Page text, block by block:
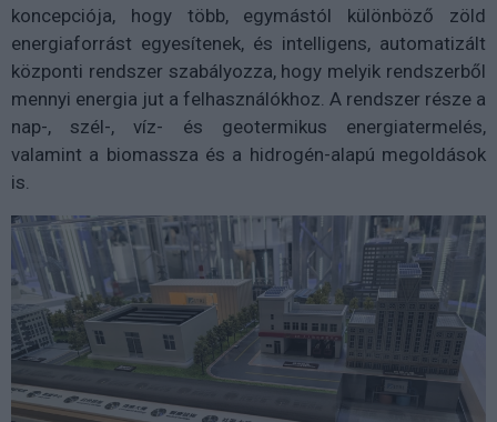
koncepciója, hogy több, egymástól különböző zöld
energiaforrást egyesítenek, és intelligens, automatizált
központi rendszer szabályozza, hogy melyik rendszerből
mennyi energia jut a felhasználókhoz. A rendszer része a
nap-, szél-, víz- és geotermikus energiatermelés,
valamint a biomassza és a hidrogén-alapú megoldások
is.